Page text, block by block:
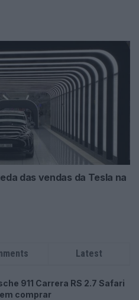
das vendas da Tesla na
Latest
911 Carrera RS 2.7 Safari
comprar